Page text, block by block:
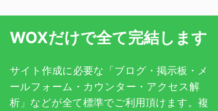
WOXだけで全て完結します
サイト作成に必要な「ブログ・掲示板・メ
ールフォーム・カウンター・アクセス解
析」などが全て標準でご利用頂けます。複